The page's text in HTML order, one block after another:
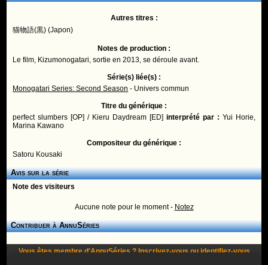
Autres titres :
猫物語(黒) (Japon)
Notes de production :
Le film, Kizumonogatari, sortie en 2013, se déroule avant.
Série(s) liée(s) :
Monogatari Series: Second Season - Univers commun
Titre du générique :
perfect slumbers [OP] / Kieru Daydream [ED] interprété par : Yui Horie,
Marina Kawano
Compositeur du générique :
Satoru Kousaki
Avis sur la série
Note des visiteurs
Aucune note pour le moment - Notez
Contribuer à AnnuSéries
Vous êtes membre d'AnnuSéries ? Inscrivez-vous ou identifiez-vous